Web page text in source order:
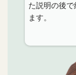
た説明の後
ます。